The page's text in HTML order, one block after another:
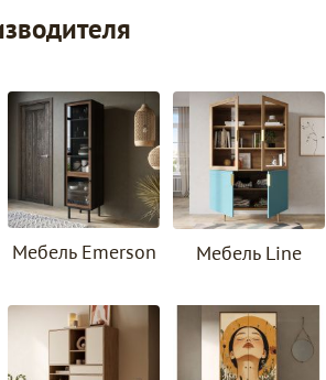
Мебель Emerson Мебель Line